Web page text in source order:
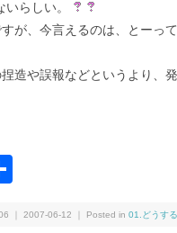
いらしい。
が、今言えるのは、とーっ
造や誤報などというより、
｜ 2007-06-12 ｜ Posted in 01.どうす